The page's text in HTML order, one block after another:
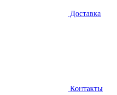
Доставка
Контакты